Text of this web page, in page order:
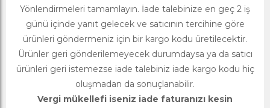
Yönlendirmeleri tamamlayın. İade talebinize en geç 2 iş
günü içinde yanıt gelecek ve satıcının tercihine göre
ürünleri göndermeniz için bir kargo kodu üretilecektir.
Ürünler geri gönderilemeyecek durumdaysa ya da satıcı
ürünleri geri istemezse iade talebiniz iade kargo kodu hiç
oluşmadan da sonuçlanabilir.
Vergi mükellefi iseniz iade faturanızı kesin